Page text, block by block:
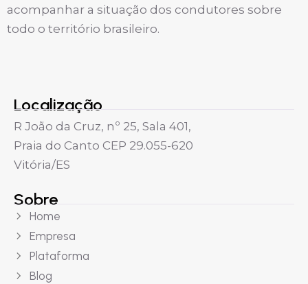
acompanhar a situação dos condutores sobre
todo o território brasileiro.
Localização
R João da Cruz, nº 25, Sala 401,
Praia do Canto CEP 29.055-620
Vitória/ES
Sobre
Home
Empresa
Plataforma
Blog